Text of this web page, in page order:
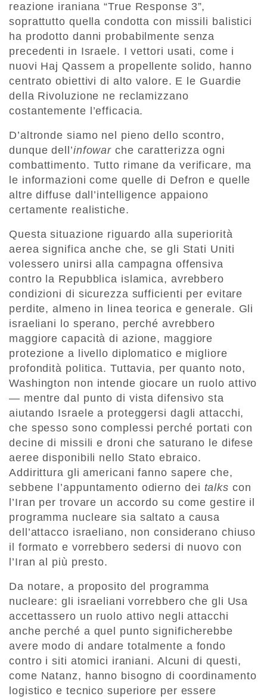
reazione iraniana “True Response 3”,
soprattutto quella condotta con missili balistici
ha prodotto danni probabilmente senza
precedenti in Israele. I vettori usati, come i
nuovi Haj Qassem a propellente solido, hanno
centrato obiettivi di alto valore. E le Guardie
della Rivoluzione ne reclamizzano
costantemente l’efficacia.
D’altronde siamo nel pieno dello scontro,
dunque dell’infowar che caratterizza ogni
combattimento. Tutto rimane da verificare, ma
le informazioni come quelle di Defron e quelle
altre diffuse dall’intelligence appaiono
certamente realistiche.
Questa situazione riguardo alla superiorità
aerea significa anche che, se gli Stati Uniti
volessero unirsi alla campagna offensiva
contro la Repubblica islamica, avrebbero
condizioni di sicurezza sufficienti per evitare
perdite, almeno in linea teorica e generale. Gli
israeliani lo sperano, perché avrebbero
maggiore capacità di azione, maggiore
protezione a livello diplomatico e migliore
profondità politica. Tuttavia, per quanto noto,
Washington non intende giocare un ruolo attivo
— mentre dal punto di vista difensivo sta
aiutando Israele a proteggersi dagli attacchi,
che spesso sono complessi perché portati con
decine di missili e droni che saturano le difese
aeree disponibili nello Stato ebraico.
Addirittura gli americani fanno sapere che,
sebbene l’appuntamento odierno dei talks con
l’Iran per trovare un accordo su come gestire il
programma nucleare sia saltato a causa
dell’attacco israeliano, non considerano chiuso
il formato e vorrebbero sedersi di nuovo con
l’Iran al più presto.
Da notare, a proposito del programma
nucleare: gli israeliani vorrebbero che gli Usa
accettassero un ruolo attivo negli attacchi
anche perché a quel punto significherebbe
avere modo di andare totalmente a fondo
contro i siti atomici iraniani. Alcuni di questi,
come Natanz, hanno bisogno di coordinamento
logistico e tecnico superiore per essere